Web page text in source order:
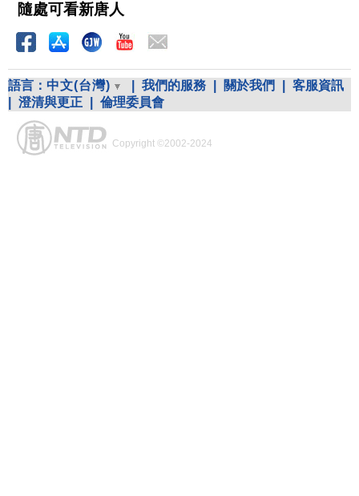
隨處可看新唐人
語言： 中文(台灣) 我們的服務 關於我們
客服資訊
澄清與更正 倫理委員會
Copyright ©2002-2024